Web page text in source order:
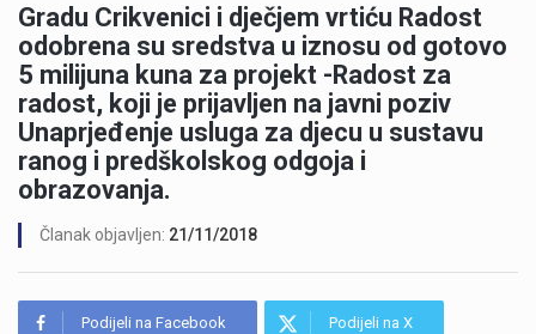
Gradu Crikvenici i dječjem vrtiću Radost
odobrena su sredstva u iznosu od gotovo
5 milijuna kuna za projekt -Radost za
radost, koji je prijavljen na javni poziv
Unaprjeđenje usluga za djecu u sustavu
ranog i predškolskog odgoja i
obrazovanja.
Članak objavljen: 21/11/2018
Podijeli na Facebook Podijeli na X